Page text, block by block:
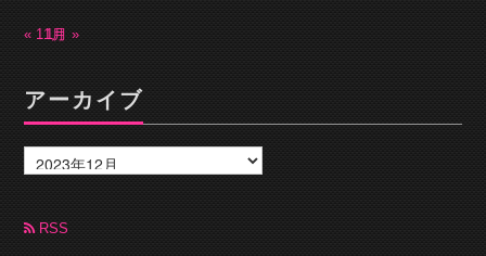
« 11月1月 »
アーカイブ
ー
カ
ブRSS